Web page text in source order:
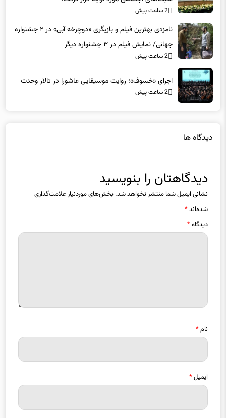
جهانی/ نمایش فیلم در ۳ جشنواره دیگر
2 ساعت پیش
نشانی ایمیل شما منتشر نخواهد شد.بخش‌های موردنیاز علامت‌گذاری
شده‌اند*
دیدگاه*
ایمیل*
ذخیره نام، ایمیل و وبسایت من در مرورگر برای زمانی که دوباره دیدگاهی